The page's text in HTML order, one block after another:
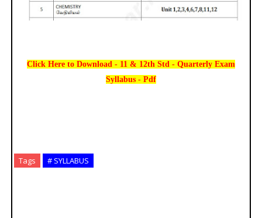
Click Here to Download - 11 & 12th Std - Quarterly Exam
Syllabus - Pdf
Tags # SYLLABUS